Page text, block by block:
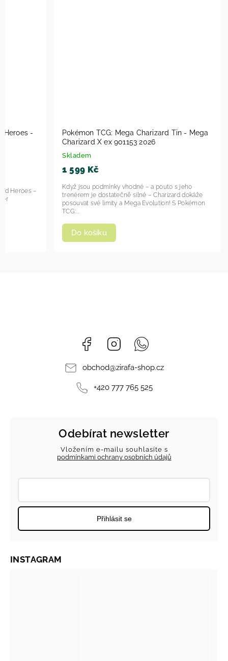
Heroes -
Heroes –
Pokémon TCG: Mega Charizard Tin - Mega
Charizard X ex 901153 2026
Skladem
1 599 Kč
Do košíku
Když jsou podmínky vhodné – a pouto s jeho
trenérem je dostatečně silné – Charizard dokáže
posouvat své limity a Mega Evolution! S Pokémon
TCG:...
Facebook Instagram
obchod@zirafa-shop.cz
+420 777 765 525
Odebírat newsletter
Vložením e-mailu souhlasíte s
podmínkami ochrany osobních údajů
Přihlásit se
INSTAGRAM